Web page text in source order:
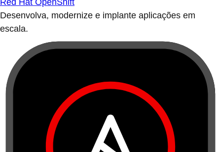
Red Hat OpenShift
Desenvolva, modernize e implante aplicações em
escala.